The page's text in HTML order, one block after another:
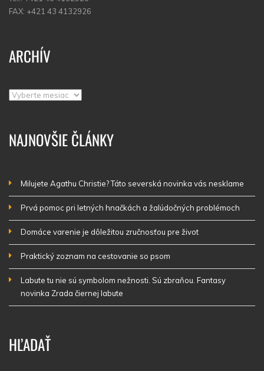
FAX: +421 43 4132926
ARCHÍV
Archív
NAJNOVŠIE ČLÁNKY
Milujete Agathu Christie? Táto severská novinka vás nesklame
Prvá pomoc pri letných hnačkách a žalúdočných problémoch
Domáce varenie je dôležitou zručnosťou pre život
Praktický zoznam na cestovanie so psom
Labute tu nie sú symbolom nežnosti. Sú zbraňou. Fantasy
novinka Zrada čiernej labute
HĽADAŤ